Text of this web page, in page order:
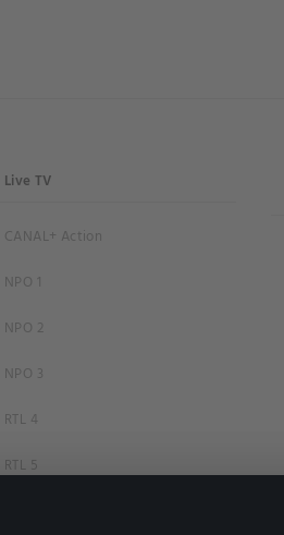
Live TV
CANAL+ Action
NPO 1
NPO 2
NPO 3
RTL 4
RTL 5